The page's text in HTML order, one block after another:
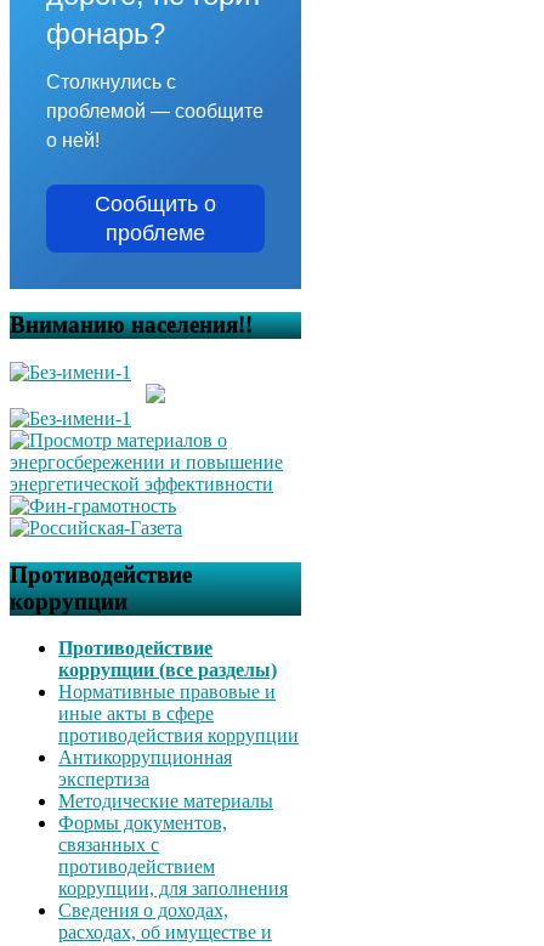
фонарь?
Столкнулись с
проблемой — сообщите
о ней!
Сообщить о
проблеме
Вниманию населения!!
Противодействие
коррупции
Противодействие
коррупции (все разделы)
Нормативные правовые и
иные акты в сфере
противодействия коррупции
Антикоррупционная
экспертиза
Методические материалы
Формы документов,
связанных с
противодействием
коррупции, для заполнения
Сведения о доходах,
расходах, об имуществе и